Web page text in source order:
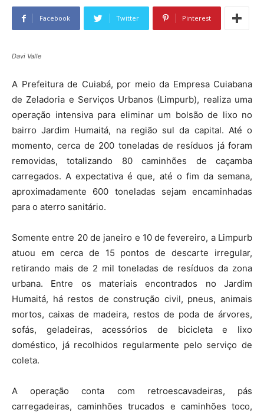
Facebook Twitter Pinterest
Davi Valle
A Prefeitura de Cuiabá, por meio da Empresa Cuiabana
de Zeladoria e Serviços Urbanos (Limpurb), realiza uma
operação intensiva para eliminar um bolsão de lixo no
bairro Jardim Humaitá, na região sul da capital. Até o
momento, cerca de 200 toneladas de resíduos já foram
removidas, totalizando 80 caminhões de caçamba
carregados. A expectativa é que, até o fim da semana,
aproximadamente 600 toneladas sejam encaminhadas
para o aterro sanitário.
Somente entre 20 de janeiro e 10 de fevereiro, a Limpurb
atuou em cerca de 15 pontos de descarte irregular,
retirando mais de 2 mil toneladas de resíduos da zona
urbana. Entre os materiais encontrados no Jardim
Humaitá, há restos de construção civil, pneus, animais
mortos, caixas de madeira, restos de poda de árvores,
sofás, geladeiras, acessórios de bicicleta e lixo
doméstico, já recolhidos regularmente pelo serviço de
coleta.
A operação conta com retroescavadeiras, pás
carregadeiras, caminhões trucados e caminhões toco,